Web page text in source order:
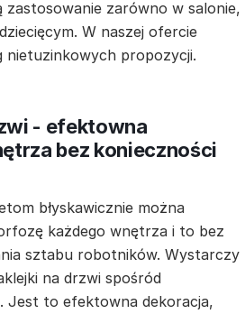
zastosowanie zarówno w salonie,
W naszej ofercie
nietuzinkowych propozycji.
- efektowna
bez konieczności
błyskawicznie można
każdego wnętrza i to bez
sztabu robotników. Wystarczy
na drzwi spośród
Jest to efektowna dekoracja,